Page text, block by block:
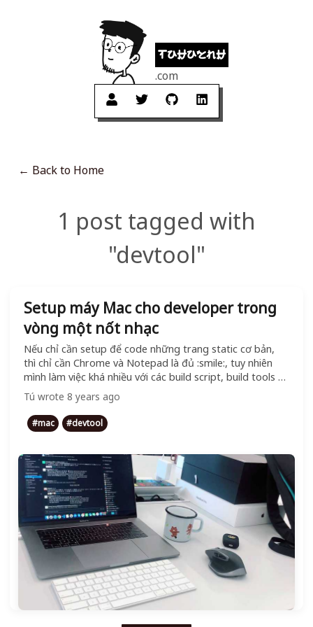
tuhuynh
.com
← Back to Home
1 post tagged with
"devtool"
Setup máy Mac cho developer trong
vòng một nốt nhạc
Nếu chỉ cần setup để code những trang static cơ bản,
thì chỉ cần Chrome và Notepad là đủ :smile:, tuy nhiên
mình làm việc khá nhiều với các build script, build tools và
terminal nữa, việc setup máy sẽ phức tạp hơn tí.
Tú wrote8 years ago
#mac #devtool